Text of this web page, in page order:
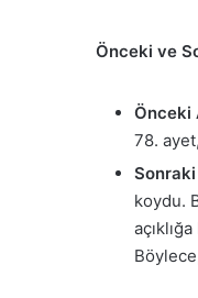
Önceki ve
Önceki
78.
koydu.